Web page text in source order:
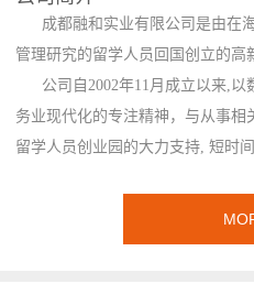
成都融和实业有限公司是由在
管理研究的留学人员回国创立的
公司自2002年11月成立以来,以
务业现代化的专注精神，与从事
留学人员创业园的大力支持, 短时